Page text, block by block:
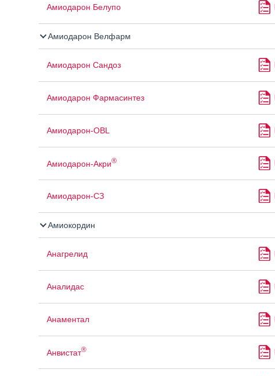
Амиодарон Белупо
Амиодарон Велфарм
Амиодарон Сандоз
Амиодарон Фармасинтез
Амиодарон-OBL
Амиодарон-Акри®
Амиодарон-СЗ
Амиокордин
Анагрелид
Аналидас
Анаментал
Анвистат®